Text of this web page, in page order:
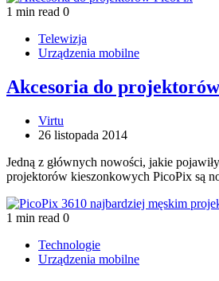
1 min read 0
Telewizja
Urządzenia mobilne
Akcesoria do
Virtu
26 listopada 2014
Jedną z głównych nowości, jakie
projektorów kieszonkowych PicoPix są
1 min read 0
Technologie
Urządzenia mobilne